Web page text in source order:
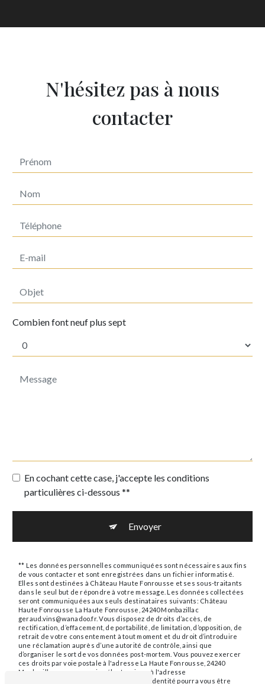
N'hésitez pas à nous
contacter
Combien font neuf plus sept
En cochant cette case, j'accepte les conditions
particulières ci-dessous **
Envoyer
** Les données personnelles communiquées sont nécessaires aux fins
de vous contacter et sont enregistrées dans un fichier informatisé.
Elles sont destinées à Château Haute Fonrousse et ses sous-traitants
dans le seul but de répondre à votre message. Les données collectées
seront communiquées aux seuls destinataires suivants: Château
Haute Fonrousse La Haute Fonrousse, 24240 Monbazillac
geraud.vins@wanadoo.fr. Vous disposez de droits d’accès, de
rectification, d’effacement, de portabilité, de limitation, d’opposition, de
retrait de votre consentement à tout moment et du droit d’introduire
une réclamation auprès d’une autorité de contrôle, ainsi que
d’organiser le sort de vos données post-mortem. Vous pouvez exercer
ces droits par voie postale à l'adresse La Haute Fonrousse, 24240
Monbazillac ou par courrier électronique à l'adresse
geraud.vins@wanadoo.fr. Un justificatif d'identité pourra vous être